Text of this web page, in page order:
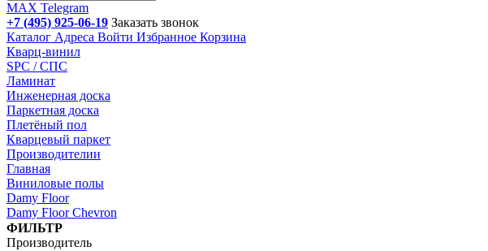
MAX Telegram
+7 (495) 925-06-19 Заказать звонок
Каталог Адреса Войти Избранное Корзина
Кварц-винил
SPC / СПС
Ламинат
Инженерная доска
Паркетная доска
Плетёный пол
Кварцевый паркет
Производителии
Главная
Виниловые полы
Damy Floor
Damy Floor Chevron
Подбор параметров
ФИЛЬТР
Производитель